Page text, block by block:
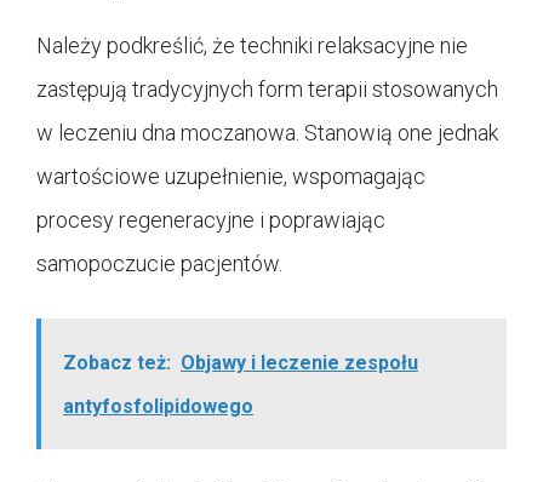
Należy podkreślić, że techniki relaksacyjne nie
zastępują tradycyjnych form terapii stosowanych
w leczeniu dna moczanowa. Stanowią one jednak
wartościowe uzupełnienie, wspomagając
procesy regeneracyjne i poprawiając
samopoczucie pacjentów.
Zobacz też: Objawy i leczenie zespołu
antyfosfolipidowego